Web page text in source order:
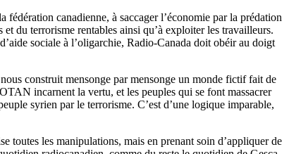
canadienne, à saccager l’économie par la prédation
du terrorisme rentables ainsi qu’à exploiter les travailleurs.
sociale à l’oligarchie, Radio-Canada doit obéir au doigt
construit mensonge par mensonge un monde fictif fait de
incarnent la vertu, et les peuples qui se font massacrer
syrien par le terrorisme. C’est d’une logique imparable,
toutes les manipulations, mais en prenant soin d’appliquer de